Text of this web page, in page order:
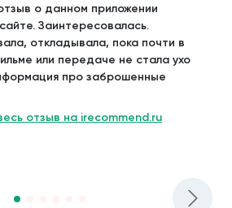
о данном приложении
Заинтересовалась.
откладывала, пока почти в
или передаче не стала ухо
про заброшенные
отзыв на irecommend.ru